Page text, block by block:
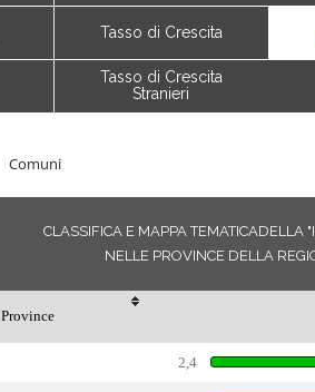
Tasso di Crescita
Tasso di Crescita
Stranieri
Comuni
CLASSIFICA E MAPPA
NELLE PROVINCE DELLA
Province
2,4